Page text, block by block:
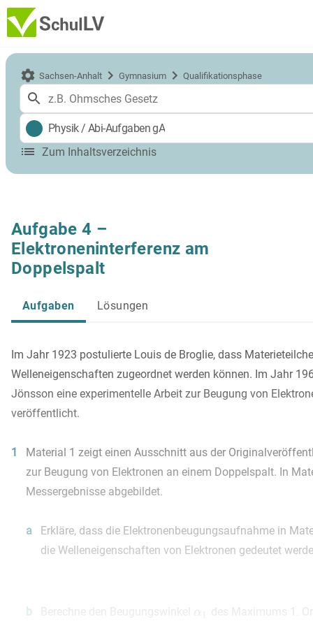
Sachsen-Anhalt Gymnasium Qualifikationsphase
Physik/ Abi-Aufgaben gA
Zum Inhaltsverzeichnis
Aufgabe 4 –
Elektroneninterferenz am
Doppelspalt
Aufgaben Lösungen
Im Jahr 1923 postulierte Louis de Broglie, dass
Welleneigenschaften zugeordnet werden können. Im Jahr
Jönsson eine experimentelle Arbeit zur Beugung von
veröffentlicht.
1
Material 1 zeigt einen Ausschnitt aus der
zur Beugung von Elektronen an einem Doppelspalt. In
Messergebnisse abgebildet.
a
Erkläre, dass die Elektronenbeugungsaufnahme in
die Welleneigenschaften von Elektronen gedeutet
b Berechne den Beugungswinkel
des Maximums 1.